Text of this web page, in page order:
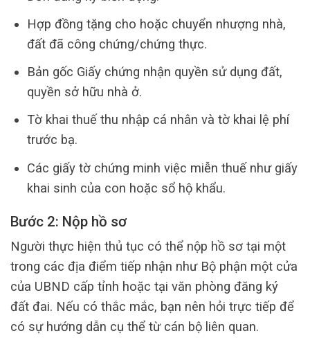
Hợp đồng tặng cho hoặc chuyển nhượng nhà,
đất đã công chứng/chứng thực.
Bản gốc Giấy chứng nhận quyền sử dụng đất,
quyền sở hữu nhà ở.
Tờ khai thuế thu nhập cá nhân và tờ khai lệ phí
trước bạ.
Các giấy tờ chứng minh việc miễn thuế như giấy
khai sinh của con hoặc sổ hộ khẩu.
Bước 2: Nộp hồ sơ
Người thực hiện thủ tục có thể nộp hồ sơ tại một
trong các địa điểm tiếp nhận như Bộ phận một cửa
của UBND cấp tỉnh hoặc tại văn phòng đăng ký
đất đai. Nếu có thắc mắc, bạn nên hỏi trực tiếp để
có sự hướng dẫn cụ thể từ cán bộ liên quan.